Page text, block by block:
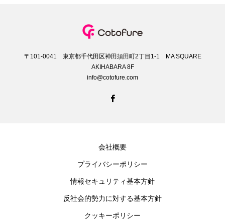
〒101-0041 東京都千代田区神田須田町2丁目1-1 MA SQUARE
AKIHABARA 8F
info@cotofure.com
会社概要
プライバシーポリシー
情報セキュリティ基本方針
反社会的勢力に対する基本方針
クッキーポリシー